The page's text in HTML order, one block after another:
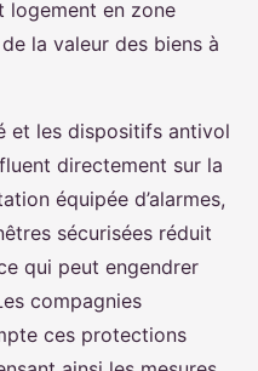
logement en zone
la valeur des biens à
et les dispositifs antivol
directement sur la
équipée d’alarmes,
sécurisées réduit
qui peut engendrer
compagnies
ces protections